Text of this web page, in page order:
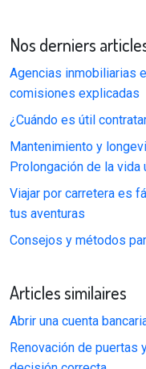
Nos derniers
Agencias inmobiliarias
comisiones explicadas
¿Cuándo es útil
Mantenimiento y
Prolongación de la
Viajar por carretera es
tus aventuras
Consejos y métodos
Articles similaires
Abrir una cuenta
Renovación de puertas